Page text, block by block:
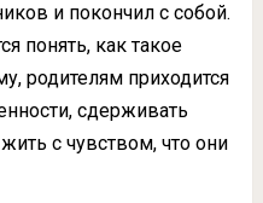
и покончил с собой.
понять, как такое
родителям приходится
сдерживать
с чувством, что они